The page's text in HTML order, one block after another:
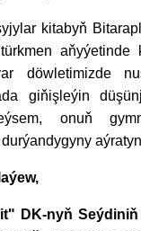
kitabyň
döwletimizde
giňişleýin
onuň
DK-nyň